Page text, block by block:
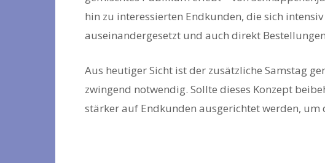
hin zu interessierten Endkunden, die sich
auseinandergesetzt und auch direkt
Aus heutiger Sicht ist der zusätzliche Samstag
zwingend notwendig. Sollte dieses Konzept
stärker auf Endkunden ausgerichtet werden, um